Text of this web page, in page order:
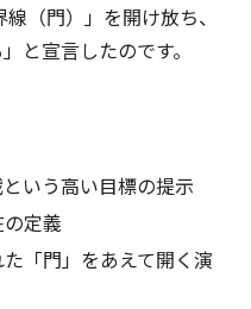
（門）」を開け放ち、
」と宣言したのです。
いう高い目標の提示
定義
「門」をあえて開く演